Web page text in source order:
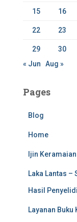
15 16
22 23
29 30
« Jun
Aug »
Pages
Blog
Home
Ijin Keramaian
Laka Lantas
Hasil
Layanan